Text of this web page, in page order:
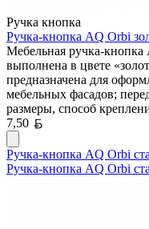
Ручка кнопка
Ручка-кнопка AQ Orbi
Мебельная ручка-кнопка
выполнена в цвете
предназначена для
мебельных фасадов;
размеры, способ
7,50
Ручка-кнопка AQ Orbi
Ручка-кнопка AQ Orbi